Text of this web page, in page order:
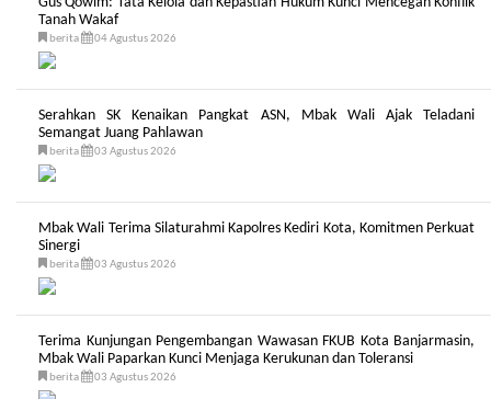
Tanah Wakaf
berita 04 Agustus 2026
Serahkan SK Kenaikan Pangkat ASN, Mbak Wali Ajak Teladani
Semangat Juang Pahlawan
berita 03 Agustus 2026
Mbak Wali Terima Silaturahmi Kapolres Kediri Kota, Komitmen Perkuat
Sinergi
berita 03 Agustus 2026
Terima Kunjungan Pengembangan Wawasan FKUB Kota Banjarmasin,
Mbak Wali Paparkan Kunci Menjaga Kerukunan dan Toleransi
berita 03 Agustus 2026